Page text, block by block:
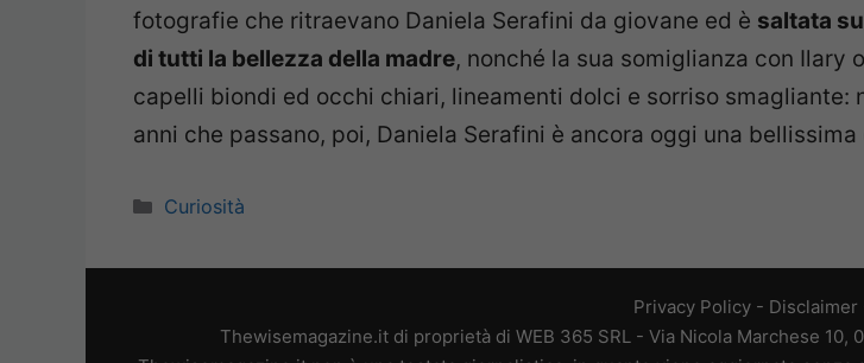
fotografie che ritraevano Daniela Serafini da giovane ed è saltata
di tutti la bellezza della madre, nonché la sua somiglianza con Ilary
capelli biondi ed occhi chiari, lineamenti dolci e sorriso smagliante:
anni che passano, poi, Daniela Serafini è ancora oggi una bellissima
Categorie
Curiosità
Privacy Policy- Disclaimer
Thewisemagazine.it di proprietà di WEB 365 SRL - Via Nicola Marchese 10,